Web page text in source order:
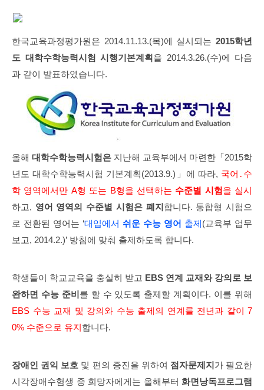
한국교육과정평가원은 2014.11.13.(목)에 실시되는 2015학년
도 대학수학능력시험 시행기본계획을 2014.3.26.(수)에 다음
과 같이 발표하였습니다.
올해 대학수학능력시험은 지난해 교육부에서 마련한「2015학
년도 대학수학능력시험 기본계획(2013.9.)」에 따라, 국어․수
학 영역에서만 A형 또는 B형을 선택하는 수준별 시험을 실시
하고, 영어 영역의 수준별 시험은 폐지합니다. 통합형 시험으
로 전환된 영어는 ‘대입에서 쉬운 수능 영어 출제(교육부 업무
보고, 2014.2.)’ 방침에 맞춰 출제하도록 합니다.
학생들이 학교교육을 충실히 받고 EBS 연계 교재와 강의로 보
완하면 수능 준비를 할 수 있도록 출제할 계획이다. 이를 위해
EBS 수능 교재 및 강의와 수능 출제의 연계를 전년과 같이 7
0% 수준으로 유지합니다.
장애인 권익 보호 및 편의 증진을 위하여 점자문제지가 필요한
시각장애수험생 중 희망자에게는 올해부터 화면낭독프로그램